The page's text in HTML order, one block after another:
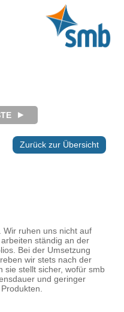
Zurück zur Übersicht
Wir ruhen uns nicht auf
ständig an der
Bei der Umsetzung
wir stets nach der
sie stellt sicher, wofür smb
und geringer